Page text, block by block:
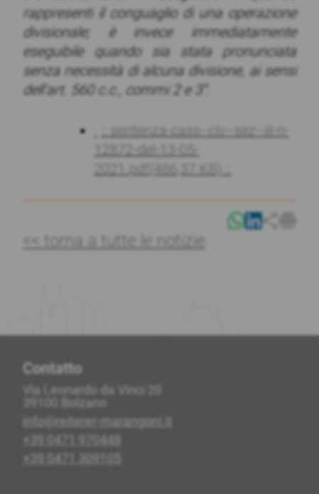
rappresenti il conguaglio di una operazione
divisionale; è invece immediatamente
eseguibile quando sia stata pronunciata
senza necessità di alcuna divisione, ai sensi
dell’art. 560 c.c., commi 2 e 3”.
:: sentenza-cass--civ--sez--iii-n-
12872-del-13-05-
2021.pdf
(486,37 KB)
<< torna a tutte le notizie
Contatto
Via Leonardo da Vinci 20
39100 Bolzano
info@reiterer-marangoni.it
+39 0471 970448
+39 0471 309105